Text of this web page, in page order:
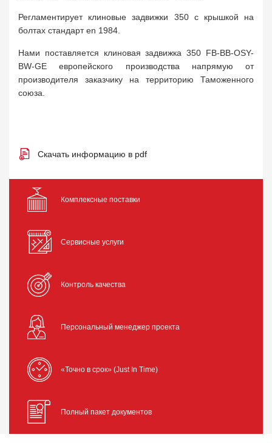
Регламентирует клиновые задвижки 350 с крышкой на
болтах стандарт en 1984.
Нами поставляется клиновая задвижка 350 FB-BB-OSY-
BW-GE европейского производства напрямую от
производителя заказчику на территорию Таможенного
союза.
Скачать информацию в pdf
Комплексные поставки
Сервисные услуги
Контроль качества
Персональный менеджер проекта
«Точно в срок» (Just In Time)
Полный пакет документов